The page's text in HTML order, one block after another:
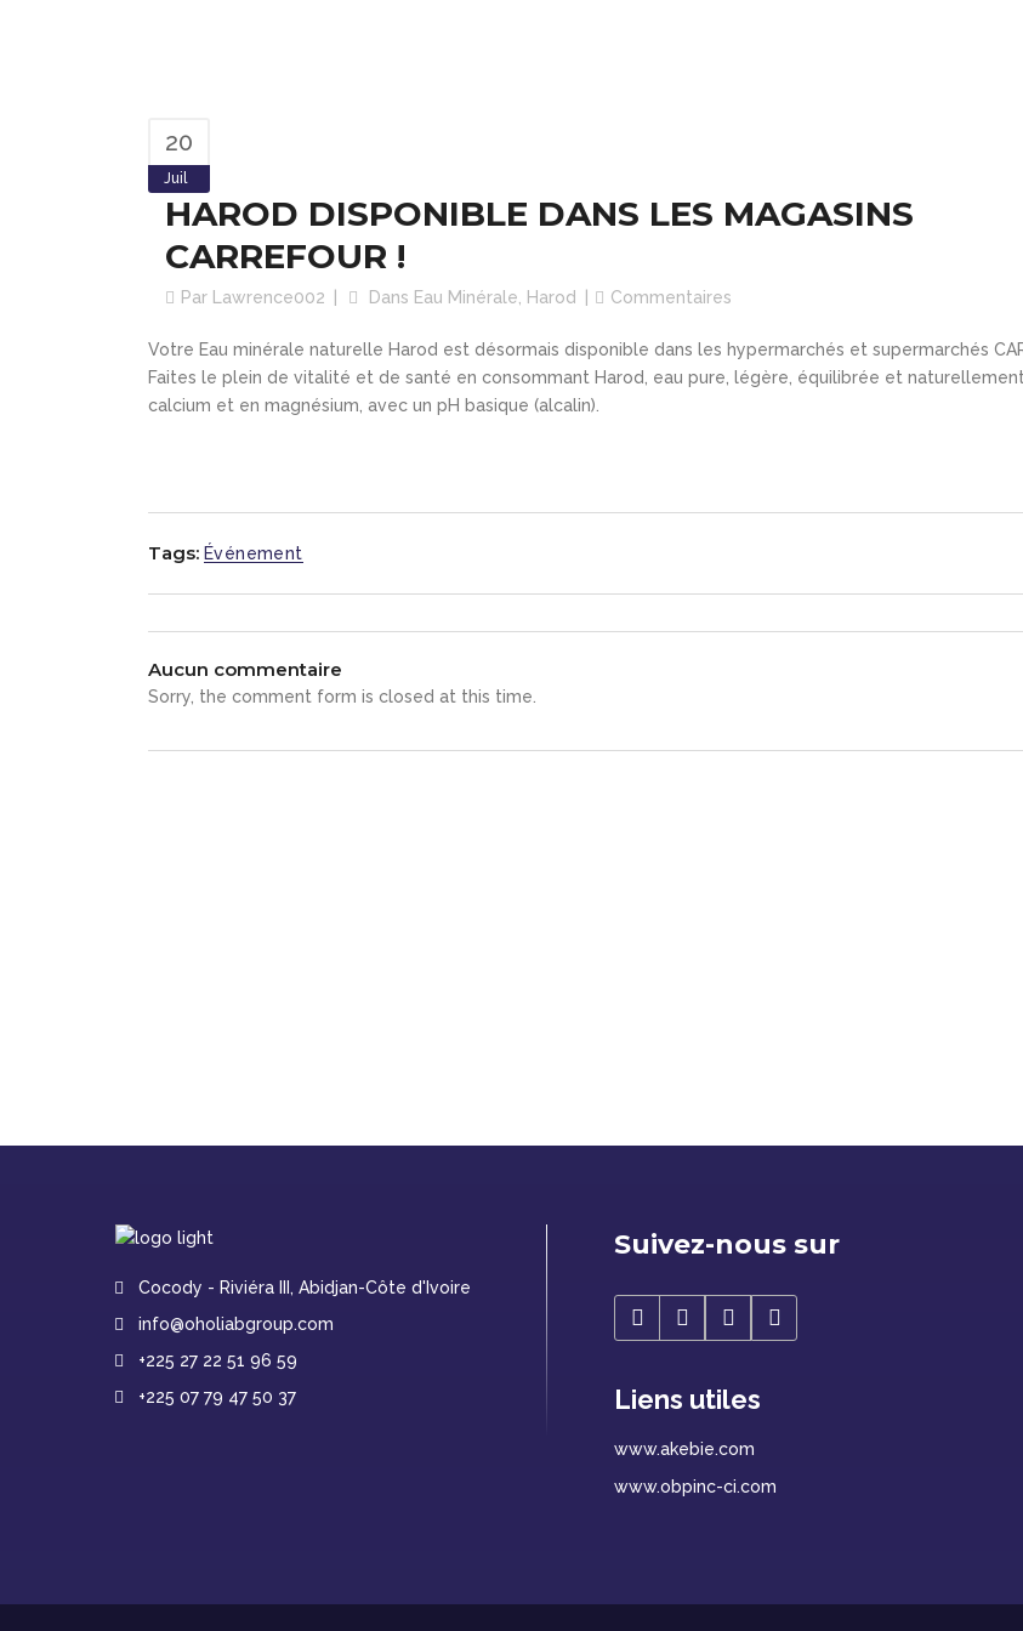
20
Juil
HAROD DISPONIBLE DANS LES MAGASINS
CARREFOUR !
Par Lawrence002 Dans Eau Minérale Harod Commentaires
Votre Eau minérale naturelle Harod est désormais disponible dans les hypermarchés et supermarchés
Faites le plein de vitalité et de santé en consommant Harod, eau pure, légère, équilibrée et
calcium et en magnésium, avec un pH basique (alcalin).
Tags: Événement
Aucun commentaire
Sorry, the comment form is closed at this time.
Cocody - Riviéra III, Abidjan-Côte d'Ivoire
info@oholiabgroup.com
+225 27 22 51 96 59
+225 07 79 47 50 37
Suivez-nous sur
Liens utiles
www.akebie.com
www.obpinc-ci.com